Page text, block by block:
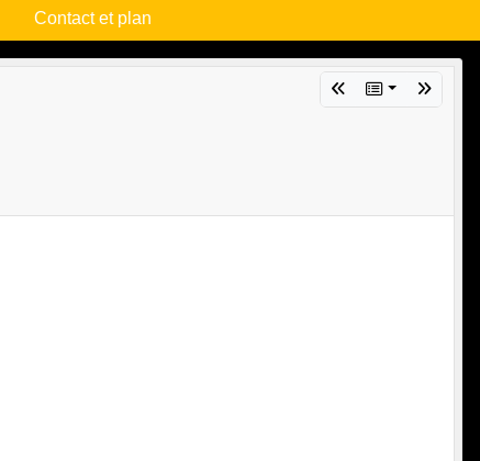
Contact et plan